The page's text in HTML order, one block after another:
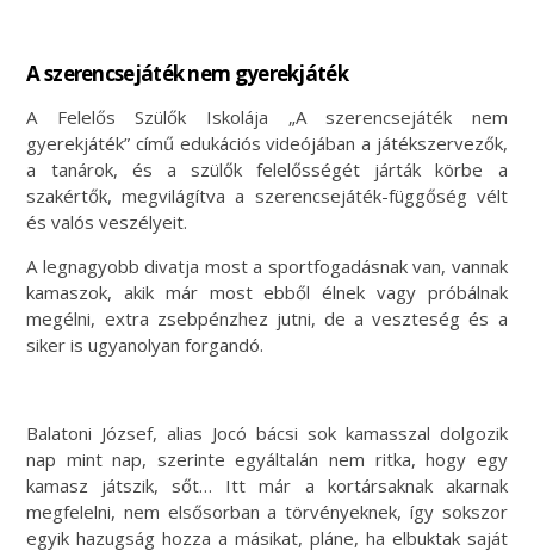
A szerencsejáték nem gyerekjáték
A Felelős Szülők Iskolája „A szerencsejáték nem
gyerekjáték” című edukációs videójában a játékszervezők,
a tanárok, és a szülők felelősségét járták körbe a
szakértők, megvilágítva a szerencsejáték-függőség vélt
és valós veszélyeit.
A legnagyobb divatja most a sportfogadásnak van, vannak
kamaszok, akik már most ebből élnek vagy próbálnak
megélni, extra zsebpénzhez jutni, de a veszteség és a
siker is ugyanolyan forgandó.
Balatoni József, alias Jocó bácsi sok kamasszal dolgozik
nap mint nap, szerinte egyáltalán nem ritka, hogy egy
kamasz játszik, sőt… Itt már a kortársaknak akarnak
megfelelni, nem elsősorban a törvényeknek, így sokszor
egyik hazugság hozza a másikat, pláne, ha elbuktak saját